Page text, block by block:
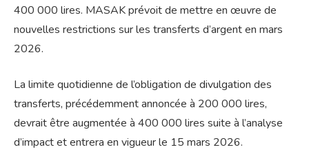
400 000 lires. MASAK prévoit de mettre en œuvre de
nouvelles restrictions sur les transferts d’argent en mars
2026.
La limite quotidienne de l’obligation de divulgation des
transferts, précédemment annoncée à 200 000 lires,
devrait être augmentée à 400 000 lires suite à l’analyse
d’impact et entrera en vigueur le 15 mars 2026.